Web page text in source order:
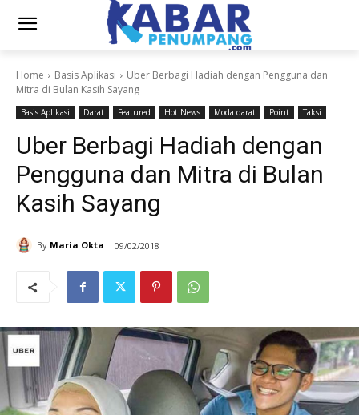
Home Basis Aplikasi
Uber Berbagi Hadiah dengan Pengguna dan
Mitra di Bulan Kasih Sayang
Basis Aplikasi Darat Featured Hot News Moda darat Point Taksi
Uber Berbagi Hadiah dengan
Pengguna dan Mitra di Bulan
Kasih Sayang
By Maria Okta 09/02/2018